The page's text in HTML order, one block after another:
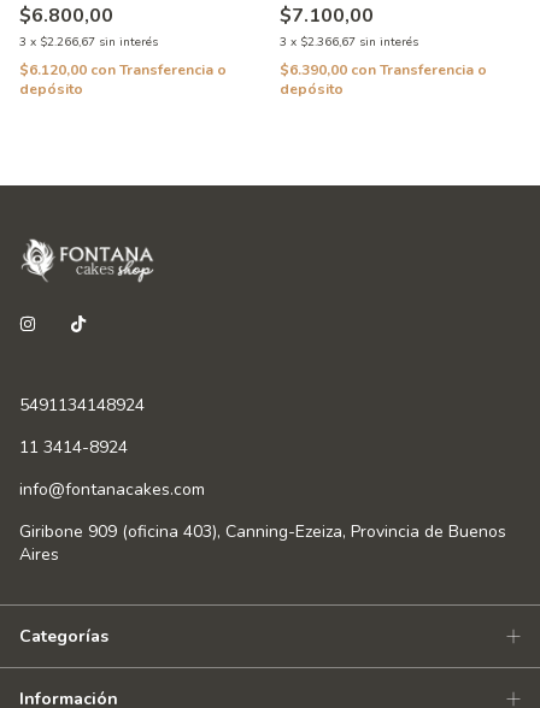
$6.800,00
3 x $2.266,67 sin interés
$6.120,00 conTransferencia o
depósito
$7.100,00
3 x $2.366,67 sin interés
$6.390,00 conTransferencia o
depósito
5491134148924
11 3414-8924
info@fontanacakes.com
Giribone 909 (oficina 403), Canning-Ezeiza, Provincia de Buenos
Aires
Categorías
Información